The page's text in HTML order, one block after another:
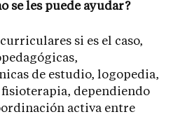
se les puede ayudar?
si es el caso,
de estudio, logopedia,
dependiendo
activa entre